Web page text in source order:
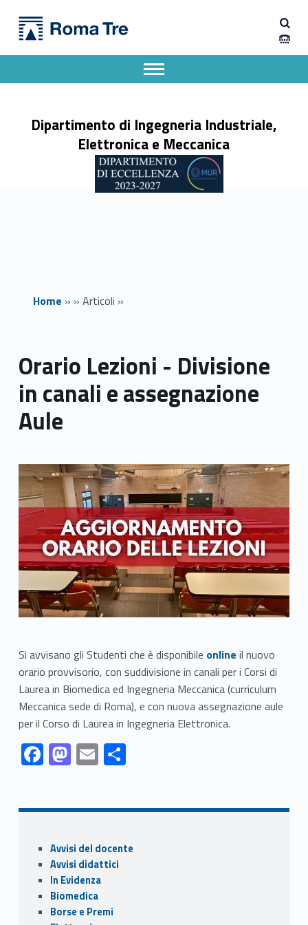
Orario Lezioni - Divisione in canali e assegnazione Aule - Dipartimento di Ingegneria Industriale, Elettronica e Meccanica
Dipartimento di Ingegneria Industriale, Elettronica e Meccanica dell'Università degli Studi Roma Tre
Dipartimento di Ingegneria Industriale,
Elettronica e Meccanica
Apri il menu secondario
Header info sidebar
Home » » Articoli »
Orario Lezioni - Divisione
in canali e assegnazione
Aule
Link identifier archive #link-archive-thumb-soap-62504
Si avvisano gli Studenti che è disponibile online il nuovo
orario provvisorio, con suddivisione in canali per i Corsi di
Laurea in Biomedica ed Ingegneria Meccanica (curriculum
Meccanica sede di Roma), e con nuova assegnazione aule
per il Corso di Laurea in Ingegneria Elettronica.
Link identifier #identifier__65423-1
F
ac
b
o
o
k
Link identifier #identifier__22397-2 M
as
d
o
n
Link identifier #identifier__6543-3 E
m
l
Link identifier #identifier__60926-4 C
o
di
vi
Sidebar
Avvisi del docente
Avvisi didattici
In Evidenza
Biomedica
Borse e Premi